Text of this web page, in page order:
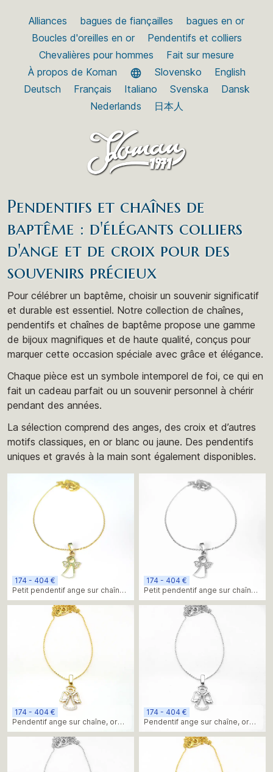
Alliances bagues de fiançailles
bagues en or
Boucles d'oreilles en or
Pendentifs et colliers
Chevalières pour hommes
Fait sur mesure
À propos de Koman
Slovensko
English
Deutsch
Français Italiano Svenska
Dansk
Nederlands
日本人
Pendentifs et chaînes de
baptême : d'élégants colliers
d'ange et de croix pour des
souvenirs précieux
Pour célébrer un baptême, choisir un souvenir significatif
et durable est essentiel. Notre collection de chaînes,
pendentifs et chaînes de baptême propose une gamme
de bijoux magnifiques et de haute qualité, conçus pour
marquer cette occasion spéciale avec grâce et élégance.
Chaque pièce est un symbole intemporel de foi, ce qui en
fait un cadeau parfait ou un souvenir personnel à chérir
pendant des années.
La sélection comprend des anges, des croix et d’autres
motifs classiques, en or blanc ou jaune. Des pendentifs
uniques et gravés à la main sont également disponibles.
174 - 404 €
Petit pendentif ange sur chaîne,
or jaune
174 - 404 €
Petit pendentif ange sur chaîne,
or blanc
174 - 404 €
Pendentif ange sur chaîne, or
jaune
174 - 404 €
Pendentif ange sur chaîne, or
blanc